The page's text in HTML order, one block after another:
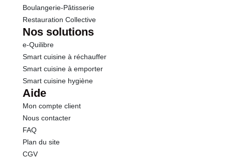
Boulangerie-Pâtisserie
Restauration Collective
Nos solutions
e-Quilibre
Smart cuisine à réchauffer
Smart cuisine à emporter
Smart cuisine hygiène
Aide
Mon compte client
Nous contacter
FAQ
Plan du site
CGV